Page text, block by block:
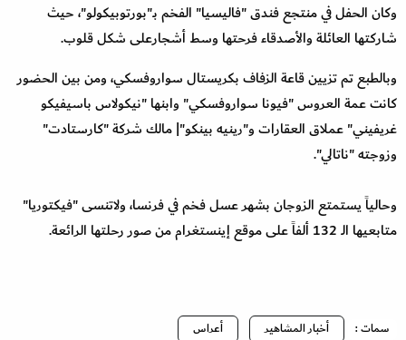
وكان الحفل في منتجع فندق "فاليسيا" الفخم بـ"بورتوبيكولو"، حيث
شاركتها العائلة والأصدقاء فرحتها وسط أشجارعلى شكل قلوب.
وبالطبع تم تزيين قاعة الزفاف بكريستال سواروفسكي، ومن بين الحضور
كانت عمة العروس "فيونا سواروفسكي" وابنها "نيكولاس باسيفيكو
غريفيني" عملاق العقارات و"رينيه بينكو"| مالك شركة "كارستادت"
وزوجته "ناتالي".
وحالياً يستمتع الزوجان بشهر عسل فخم في فرنسا، ولاتنسى "فيكتوريا"
متابعيها الـ 132 ألفاً على موقع إينستغرام من صور رحلتها الرائعة.
سمات : أخبار المشاهير أعراس